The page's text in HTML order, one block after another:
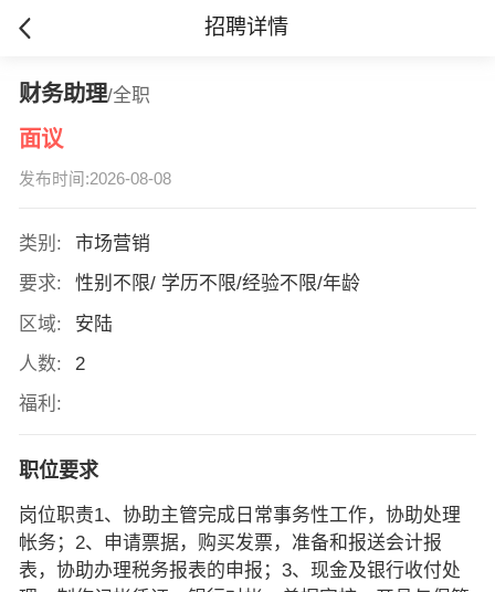
招聘详情
财务助理/全职
面议
发布时间:2026-08-08
类别:
市场营销
要求:
性别不限/ 学历不限/经验不限/年龄
区域:
安陆
人数:
2
福利:
职位要求
岗位职责1、协助主管完成日常事务性工作，协助处理
帐务；2、申请票据，购买发票，准备和报送会计报
表，协助办理税务报表的申报；3、现金及银行收付处